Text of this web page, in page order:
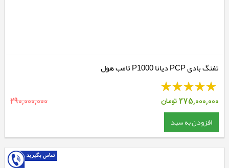
تفنگ بادی PCP دیانا P1000 تامب هول
275,000,000تومان 290,000,000
افزودن به سبد